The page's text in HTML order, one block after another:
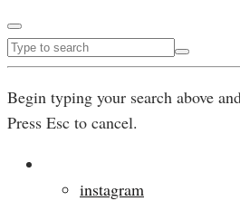
Begin typing your search above
Press Esc to cancel.
instagram